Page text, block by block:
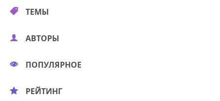
ТЕМЫ
АВТОРЫ
ПОПУЛЯРНОЕ
РЕЙТИНГ